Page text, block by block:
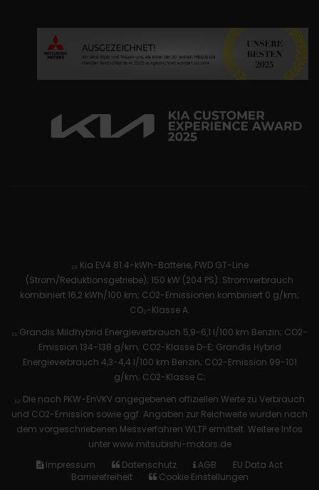
₁₀ Kia EV4 81.4-kWh-Batterie, FWD GT-Line
(Strom/Reduktionsgetriebe); 150 kW (204 PS): Stromverbrauch
kombiniert 16,2 kWh/100 km; CO2-Emissionen kombiniert 0 g/km;
CO₂-Klasse A.
₁₁ Grandis Mildhybrid Energieverbrauch 5,9-6,1 l/100 km Benzin; CO2-
Emission 134-138 g/km; CO2-Klasse D-E; Grandis Hybrid
Energieverbrauch 4,3-4,4 l/100 km Benzin; CO2-Emission 99-101
g/km; CO2-Klasse C;
₁₂ Die nach PKW-EnVKV angegebenen offiziellen Werte zu Verbrauch
und CO2-Emission sowie ggf. Angaben zur Reichweite wurden nach
dem vorgeschriebenen Messverfahren WLTP ermittelt. Weitere Infos
unter www.mitsubishi-motors.de
Impressum
Datenschutz AGB
EU Data Act
Barrierefreiheit
Cookie Einstellungen